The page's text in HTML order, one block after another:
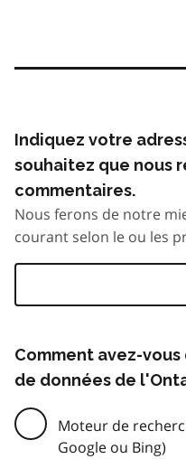
Indiquez votre
souhaitez que nous
commentaires.
Nous ferons de notre
courant selon le ou les
Comment avez-
de données de
Moteur de
Google ou Bing)